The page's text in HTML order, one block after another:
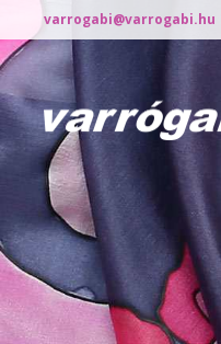
varrogabi@varrogabi.hu